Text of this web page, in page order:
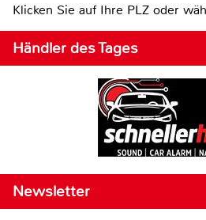
Klicken Sie auf Ihre PLZ oder
Händler des Tages
Newsletter